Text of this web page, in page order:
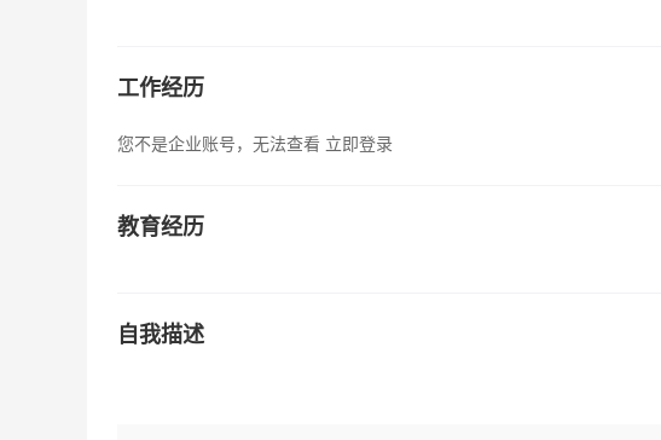
工作经历
您不是企业账号，无法查看 立即登录
教育经历
自我描述